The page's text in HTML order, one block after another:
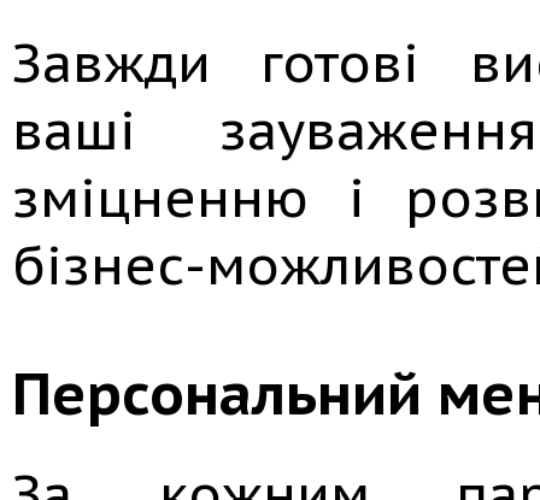
Завжди готові
ваші
зміцненню і
бізнес-
Персональний